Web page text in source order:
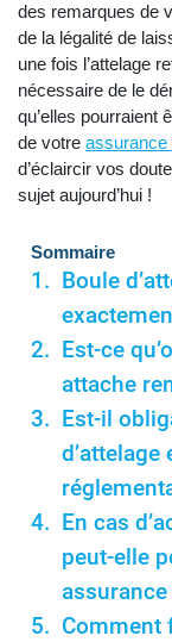
des remarques de
de la légalité de
une fois l’attelage
nécessaire de le
qu’elles pourraient
de votre assurance
d’éclaircir vos
sujet aujourd’hui !
Sommaire
Boule
Est-ce
attache
Est-il
d’attelage
En cas
peut-elle
assurance
Comment